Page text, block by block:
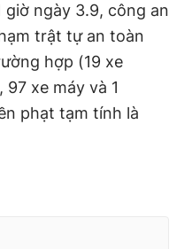
giờ ngày 3.9, công an
trật tự an toàn
hợp (19 xe
xe máy và 1
phạt tạm tính là